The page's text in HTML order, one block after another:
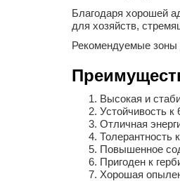
Благодаря хорошей
для хозяйств,
Рекомендуемые зоны
Высокая и
Устойчивость к
Отличная
Толерантность
Повышенное
Пригоден к
Хорошая